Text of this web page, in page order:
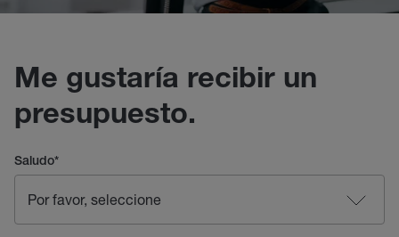
Me gustaría recibir un
presupuesto.
Saludo*